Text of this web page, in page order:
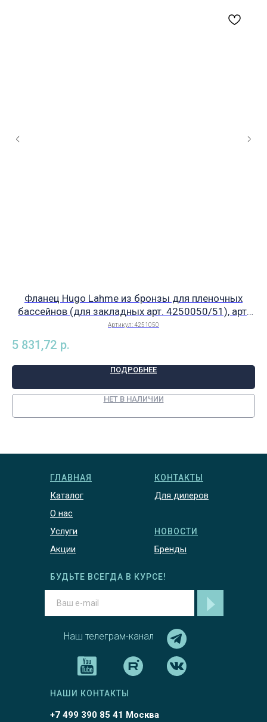
Фланец Hugo Lahme из бронзы для пленочных
бассейнов (для закладных арт. 4250050/51), арт.
4251050
Артикул:4251050
5 831,72 р.
ПОДРОБНЕЕ
НЕТ В НАЛИЧИИ
ГЛАВНАЯ
Каталог
О нас
Услуги
Акции
КОНТАКТЫ
Для дилеров
НОВОСТИ
Бренды
Наш телеграм-канал
БУДЬТЕ ВСЕГДА В КУРСЕ!
+7 499 390 85 41 Москва
НАШИ КОНТАКТЫ